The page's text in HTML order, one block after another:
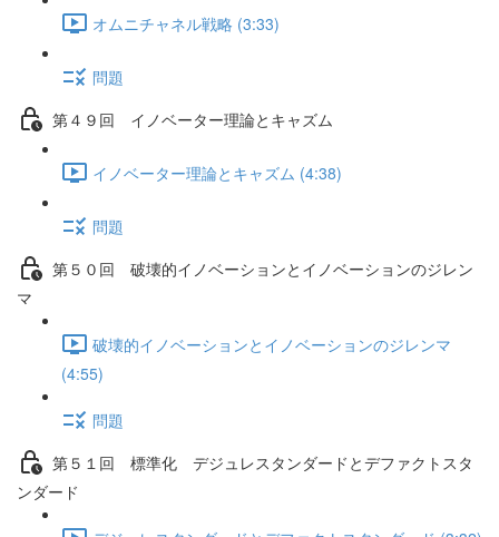
オムニチャネル戦略 (3:33)
問題
第４９回 イノベーター理論とキャズム
イノベーター理論とキャズム (4:38)
問題
第５０回 破壊的イノベーションとイノベーションのジレン
マ
破壊的イノベーションとイノベーションのジレンマ
(4:55)
問題
第５１回 標準化 デジュレスタンダードとデファクトスタ
ンダード